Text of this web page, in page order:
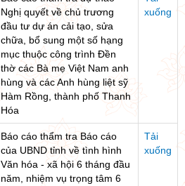
Nghị quyết về chủ trương
đầu tư dự án cải tạo, sửa
chữa, bổ sung một số hạng
mục thuộc công trình Đền
thờ các Bà mẹ Việt Nam anh
hùng và các Anh hùng liệt sỹ
Hàm Rồng, thành phố Thanh
Hóa
xuống
Báo cáo thẩm tra Báo cáo
của UBND tỉnh về tình hình
Văn hóa - xã hội 6 tháng đầu
năm, nhiệm vụ trọng tâm 6
Tải
xuống